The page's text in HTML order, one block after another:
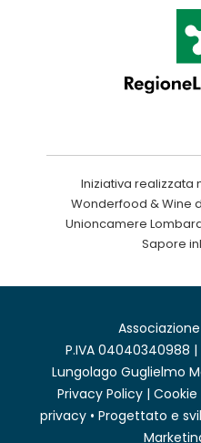
Iniziativa realizzata
Wonderfood & Wine
Unioncamere
Sapore
P.IVA 04040340988 |
Lungolago Guglielmo
Privacy Policy | Cookie
privacy• Progettato e